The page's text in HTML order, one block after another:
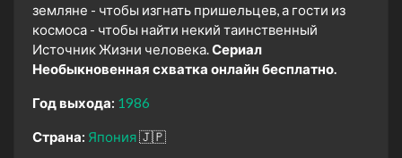
земляне - чтобы изгнать пришельцев, а гости из
космоса - чтобы найти некий таинственный
Источник Жизни человека.Сериал
Необыкновенная схватка онлайн бесплатно.
Год выхода: 1986
Страна: Япония🇯🇵